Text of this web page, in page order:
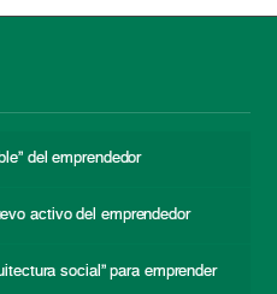
del emprendedor
activo del emprendedor
social” para emprender